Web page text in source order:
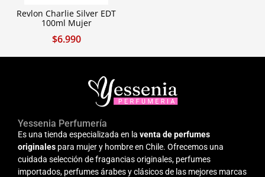
Revlon Charlie Silver EDT
100ml Mujer
$6.990
Yessenia Perfumería
Es una tienda especializada en la venta de perfumes
originales para mujer y hombre en Chile. Ofrecemos una
cuidada selección de fragancias originales, perfumes
importados, perfumes árabes y clásicos de las mejores marcas